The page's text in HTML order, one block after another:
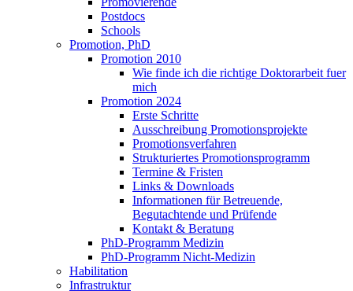
Postdocs
Schools
Promotion, PhD
Promotion 2010
Wie finde ich die richtige Doktorarbeit fuer
mich
Promotion 2024
Erste Schritte
Ausschreibung Promotionsprojekte
Promotionsverfahren
Strukturiertes Promotionsprogramm
Termine & Fristen
Links & Downloads
Informationen für Betreuende,
Begutachtende und Prüfende
Kontakt & Beratung
PhD-Programm Medizin
PhD-Programm Nicht-Medizin
Habilitation
Infrastruktur